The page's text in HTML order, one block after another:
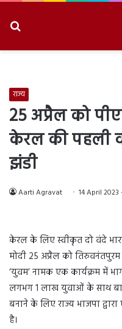
राज्य
25 अप्रैल को
केरल की पहली
झंडी
Aarti Agravat 14 April 2023
केरल के लिए स्वीकृत दो वंदे भारत
मोदी 25 अप्रैल को
‘युवम’ नामक एक कार्यक्रम में
लगभग 1 लाख युवाओं के साथ
बनाने के लिए राज्य भाजपा
है।